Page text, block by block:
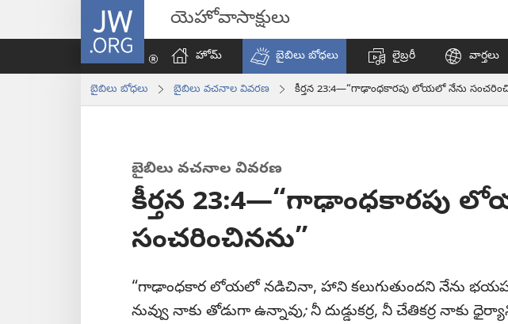
JW.ORG యెహోవాసాక్షులు
హోమ్‌
బైబిలు బోధలు లైబ్రరీ వార్తలు
బైబిలు బోధలు బైబిలు వచనాల వివరణ కీర్తన 23:4—“గాఢాంధకారపు లోయలో నేను
బైబిలు వచనాల వివరణ
కీర్తన 23:4—“గాఢాంధకారపు
సంచరించినను”
“గాఢాంధకార లోయలో నడిచినా, హాని కలుగుతుందని నేను
నువ్వు నాకు తోడుగా ఉన్నావు;నీ దుడ్డుకర్ర, నీ చేతికర్ర నాకు